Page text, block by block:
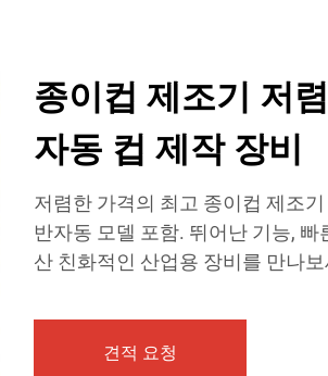
종이컵 제조기 저
자동 컵 제작 장비
저렴한 가격의 최고 종이컵 제조
반자동 모델 포함. 뛰어난 기능,
산 친화적인 산업용 장비를 만나
견적 요청